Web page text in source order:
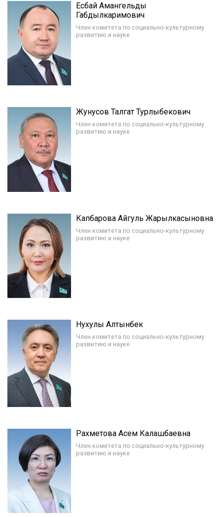
Есбай Амангельды
Габдылкаримович
Член комитета по социально-культурному
развитию и науке
Жунусов Талгат Турлыбекович
Член комитета по социально-культурному
развитию и науке
Капбарова Айгуль Жарылкасыновна
Член комитета по социально-культурному
развитию и науке
Нухулы Алтынбек
Член комитета по социально-культурному
развитию и науке
Рахметова Асем Калашбаевна
Член комитета по социально-культурному
развитию и науке